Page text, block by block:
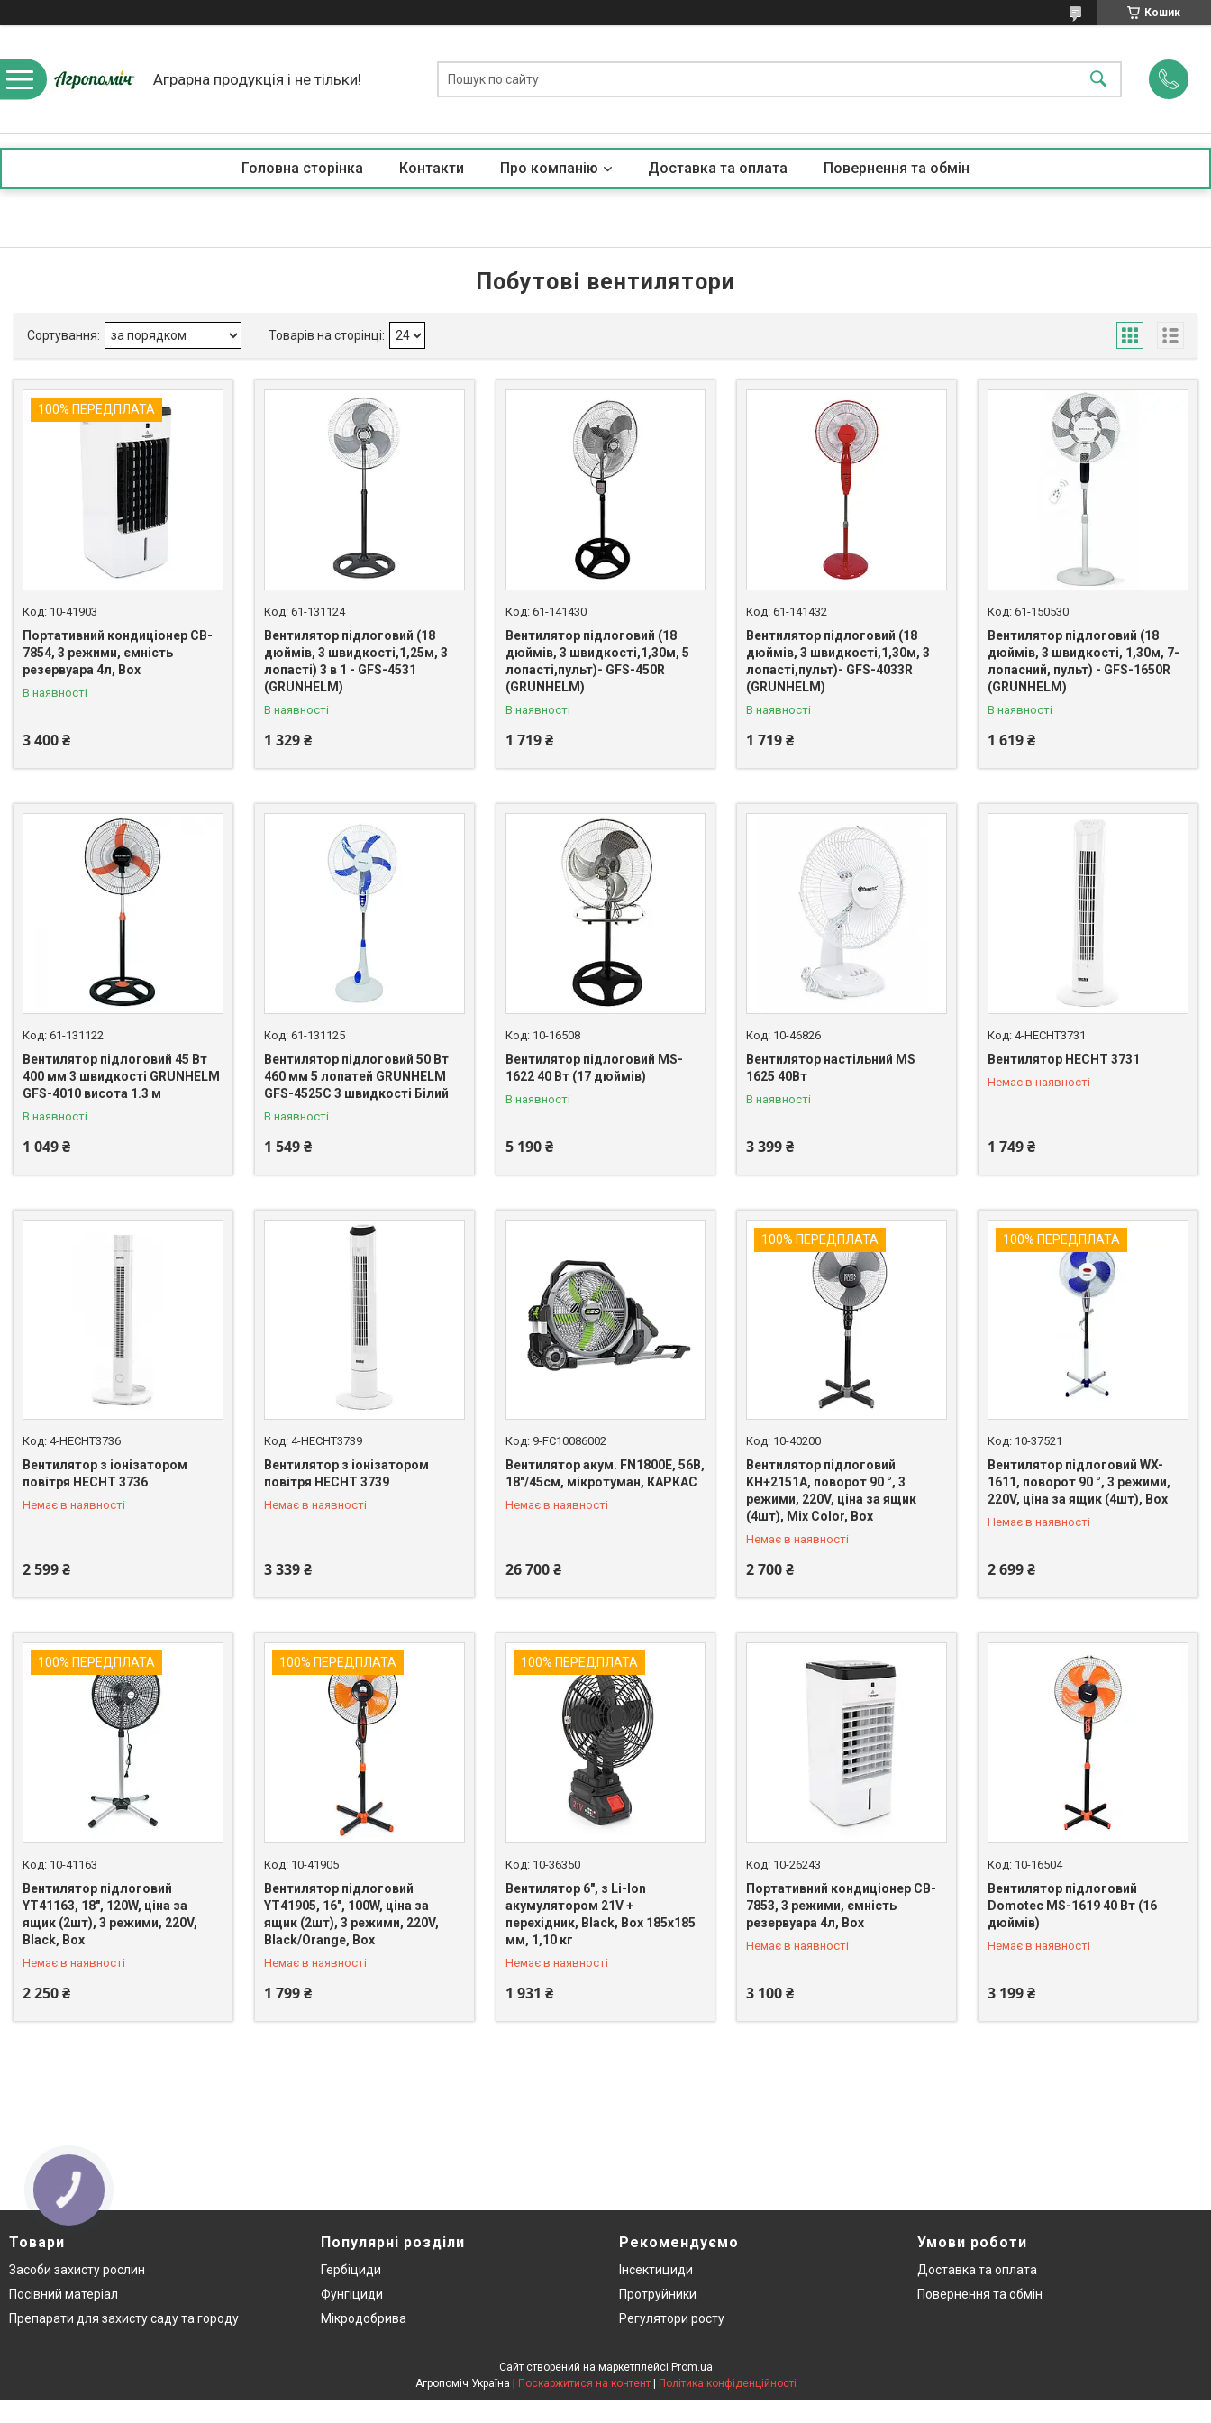
Кошик
Аграрна продукція і не тільки!
Головна сторінка Контакти Про компанію Доставка та оплата Повернення та обмін
Побутові вентилятори
100% ПЕРЕДПЛАТА
10-41903
Портативний кондиціонер CB-
7854, 3 режими, ємність
резервуара 4л, Box
В наявності
3 400 ₴
61-131124
Вентилятор підлоговий (18
дюймів, 3 швидкості,1,25м, 3
лопасті) 3 в 1 - GFS-4531
(GRUNHELM)
В наявності
1 329 ₴
61-141430
Вентилятор підлоговий (18
дюймів, 3 швидкості,1,30м, 5
лопасті,пульт)- GFS-450R
(GRUNHELM)
В наявності
1 719 ₴
61-141432
Вентилятор підлоговий (18
дюймів, 3 швидкості,1,30м, 3
лопасті,пульт)- GFS-4033R
(GRUNHELM)
В наявності
1 719 ₴
61-150530
Вентилятор підлоговий (18
дюймів, 3 швидкості, 1,30м, 7-
лопасний, пульт) - GFS-1650R
(GRUNHELM)
В наявності
1 619 ₴
61-131122
Вентилятор підлоговий 45 Вт
400 мм 3 швидкості GRUNHELM
GFS-4010 висота 1.3 м
В наявності
1 049 ₴
61-131125
Вентилятор підлоговий 50 Вт
460 мм 5 лопатей GRUNHELM
GFS-4525С 3 швидкості Білий
В наявності
1 549 ₴
10-16508
Вентилятор підлоговий MS-
1622 40 Вт (17 дюймів)
В наявності
5 190 ₴
10-46826
Вентилятор настільний MS
1625 40Вт
В наявності
3 399 ₴
4-HECHT3731
Вентилятор HECHT 3731
Немає в наявності
1 749 ₴
+380 (67) 669-92-15
4-HECHT3736
Вентилятор з іонізатором
повітря HECHT 3736
Немає в наявності
2 599 ₴
+380 (67) 669-92-15
4-HECHT3739
Вентилятор з іонізатором
повітря HECHT 3739
Немає в наявності
3 339 ₴
+380 (67) 669-92-15
9-FC10086002
Вентилятор акум. FN1800E, 56В,
18"/45см, мікротуман, КАРКАС
Немає в наявності
26 700 ₴
+380 (67) 669-92-15
100% ПЕРЕДПЛАТА
10-40200
Вентилятор підлоговий
KH+2151A, поворот 90 °, 3
режими, 220V, ціна за ящик
(4шт), Mix Color, Box
Немає в наявності
2 700 ₴
+380 (67) 669-92-15
100% ПЕРЕДПЛАТА
10-37521
Вентилятор підлоговий WX-
1611, поворот 90 °, 3 режими,
220V, ціна за ящик (4шт), Box
Немає в наявності
2 699 ₴
100% ПЕРЕДПЛАТА
10-41163
Вентилятор підлоговий
YT41163, 18″, 120W, ціна за
ящик (2шт), 3 режими, 220V,
Black, Box
Немає в наявності
2 250 ₴
+380 (67) 669-92-15
100% ПЕРЕДПЛАТА
10-41905
Вентилятор підлоговий
YT41905, 16″, 100W, ціна за
ящик (2шт), 3 режими, 220V,
Black/Orange, Box
Немає в наявності
1 799 ₴
+380 (67) 669-92-15
100% ПЕРЕДПЛАТА
10-36350
Вентилятор 6", з Li-Ion
акумулятором 21V +
перехідник, Black, Box 185х185
мм, 1,10 кг
Немає в наявності
1 931 ₴
+380 (67) 669-92-15
10-26243
Портативний кондиціонер CB-
7853, 3 режими, ємність
резервуара 4л, Box
Немає в наявності
3 100 ₴
10-16504
Вентилятор підлоговий
Domotec MS-1619 40 Вт (16
дюймів)
Немає в наявності
3 199 ₴
Товари
Засоби захисту рослин
Посівний матеріал
Препарати для захисту саду та городу
Популярні розділи
Гербіциди
Фунгіциди
Мікродобрива
Рекомендуємо
Інсектициди
Протруйники
Регулятори росту
Умови роботи
Доставка та оплата
Повернення та обмін
Сайт створений на маркетплейсі Prom.ua
Поскаржитися на контент Політика конфіденційності